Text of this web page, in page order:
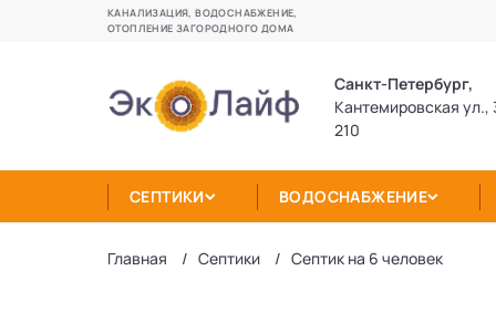
КАНАЛИЗАЦИЯ, ВОДОСНАБЖЕНИЕ,
ОТОПЛЕНИЕ ЗАГОРОДНОГО ДОМА
Санкт-Петербург,
Кантемировская ул.,
210
СЕПТИКИ ВОДОСНАБЖЕНИЕ
Главная Септики Септик на 6 человек